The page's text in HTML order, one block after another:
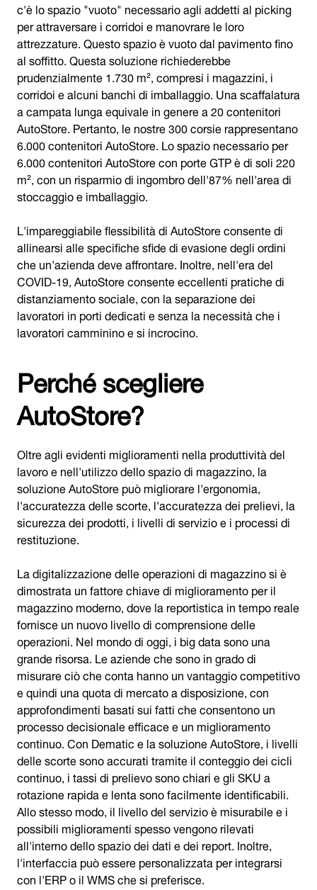
c'è lo spazio "vuoto" necessario agli addetti al picking
per attraversare i corridoi e manovrare le loro
attrezzature. Questo spazio è vuoto dal pavimento fino
al soffitto. Questa soluzione richiederebbe
prudenzialmente 1.730 m², compresi i magazzini, i
corridoi e alcuni banchi di imballaggio. Una scaffalatura
a campata lunga equivale in genere a 20 contenitori
AutoStore. Pertanto, le nostre 300 corsie rappresentano
6.000 contenitori AutoStore. Lo spazio necessario per
6.000 contenitori AutoStore con porte GTP è di soli 220
m², con un risparmio di ingombro dell'87% nell'area di
stoccaggio e imballaggio.
L'impareggiabile flessibilità di AutoStore consente di
allinearsi alle specifiche sfide di evasione degli ordini
che un'azienda deve affrontare. Inoltre, nell'era del
COVID-19, AutoStore consente eccellenti pratiche di
distanziamento sociale, con la separazione dei
lavoratori in porti dedicati e senza la necessità che i
lavoratori camminino e si incrocino.
Perché scegliere
AutoStore?
Oltre agli evidenti miglioramenti nella produttività del
lavoro e nell'utilizzo dello spazio di magazzino, la
soluzione AutoStore può migliorare l'ergonomia,
l'accuratezza delle scorte, l'accuratezza dei prelievi, la
sicurezza dei prodotti, i livelli di servizio e i processi di
restituzione.
La digitalizzazione delle operazioni di magazzino si è
dimostrata un fattore chiave di miglioramento per il
magazzino moderno, dove la reportistica in tempo reale
fornisce un nuovo livello di comprensione delle
operazioni. Nel mondo di oggi, i big data sono una
grande risorsa. Le aziende che sono in grado di
misurare ciò che conta hanno un vantaggio competitivo
e quindi una quota di mercato a disposizione, con
approfondimenti basati sui fatti che consentono un
processo decisionale efficace e un miglioramento
continuo. Con Dematic e la soluzione AutoStore, i livelli
delle scorte sono accurati tramite il conteggio dei cicli
continuo, i tassi di prelievo sono chiari e gli SKU a
rotazione rapida e lenta sono facilmente identificabili.
Allo stesso modo, il livello del servizio è misurabile e i
possibili miglioramenti spesso vengono rilevati
all'interno dello spazio dei dati e dei report. Inoltre,
l'interfaccia può essere personalizzata per integrarsi
con l'ERP o il WMS che si preferisce.